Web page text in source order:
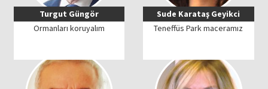
Turgut Güngör
Ormanları koruyalım
Sude Karataş Geyikci
Teneffüs Park maceramız